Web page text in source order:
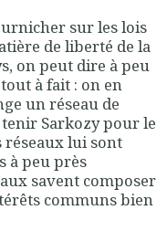
sur les lois
de liberté de la
on peut dire à peu
à fait : on en
un réseau de
Sarkozy pour le
réseaux lui sont
à peu près
savent composer
communs bien